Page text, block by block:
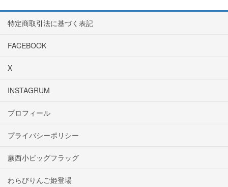
特定商取引法に基づく表記
FACEBOOK
X
INSTAGRUM
プロフィール
プライバシーポリシー
蕨西小ビッグフラッグ
わらびりんご姫登場